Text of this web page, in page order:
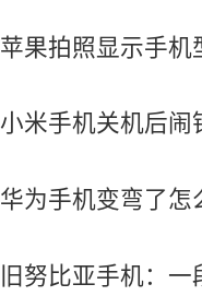
苹果拍照显示手机
小米手机关机后闹
华为手机变弯了怎